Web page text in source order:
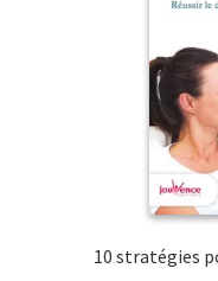
10 stratégies